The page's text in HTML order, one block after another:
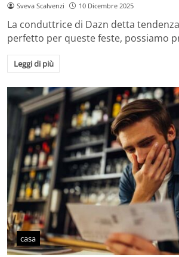
Sveva Scalvenzi 10 Dicembre 2025
La conduttrice di Dazn detta
perfetto per queste feste, possiamo
Leggi di più
casa